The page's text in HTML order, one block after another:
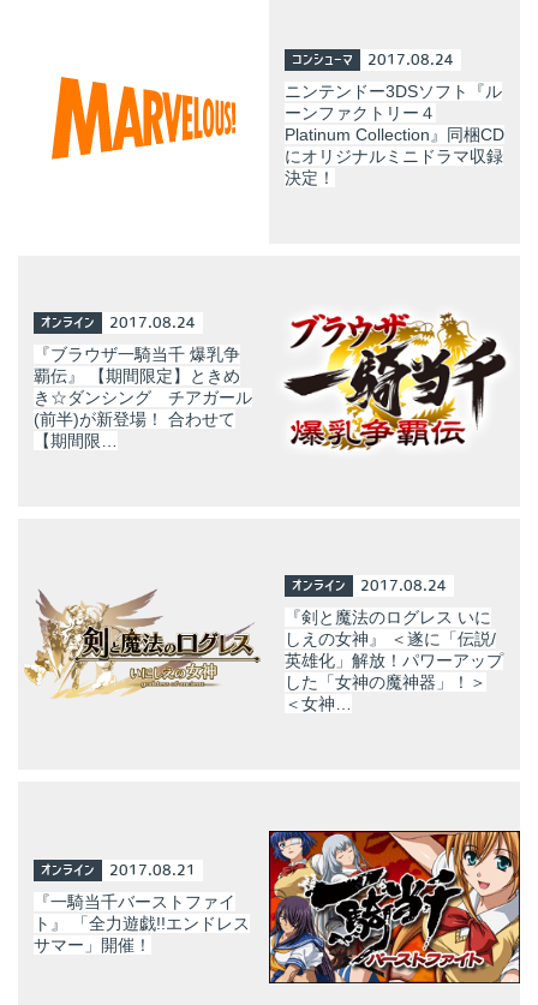
コンシューマ 2017.08.24
ニンテンドー3DSソフト『ル
ーンファクトリー４
Platinum Collection』同梱CD
にオリジナルミニドラマ収録
決定！
オンライン 2017.08.24
『ブラウザ一騎当千 爆乳争
覇伝』 【期間限定】ときめ
き☆ダンシング チアガール
(前半)が新登場！ 合わせて
【期間限…
オンライン 2017.08.24
『剣と魔法のログレス いに
しえの女神』 ＜遂に「伝説/
英雄化」解放！パワーアップ
した「女神の魔神器」！＞
＜女神…
オンライン 2017.08.21
『一騎当千バーストファイ
ト』 「全力遊戯!!エンドレス
サマー」開催！